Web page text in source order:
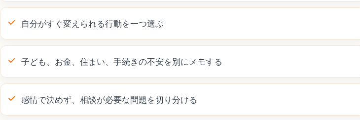
自分がすぐ変えられる行動を一つ選ぶ
子ども、お金、住まい、手続きの不安を別にメモする
感情で決めず、相談が必要な問題を切り分ける